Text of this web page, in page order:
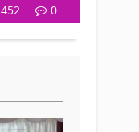
452 0